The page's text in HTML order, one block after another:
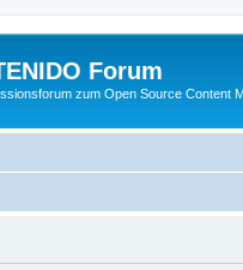
Forum
zum Open Source Content